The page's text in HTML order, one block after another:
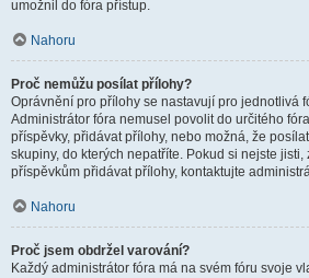
umožnil do fóra přístup.
Nahoru
Proč nemůžu posílat přílohy?
Oprávnění pro přílohy se nastavují pro jednotlivá
Administrátor fóra nemusel povolit do určitého
příspěvky, přidávat přílohy, nebo možná, že
skupiny, do kterých nepatříte. Pokud si nejste
příspěvkům přidávat přílohy, kontaktujte
Nahoru
Proč jsem obdržel varování?
Každý administrátor fóra má na svém fóru svoje